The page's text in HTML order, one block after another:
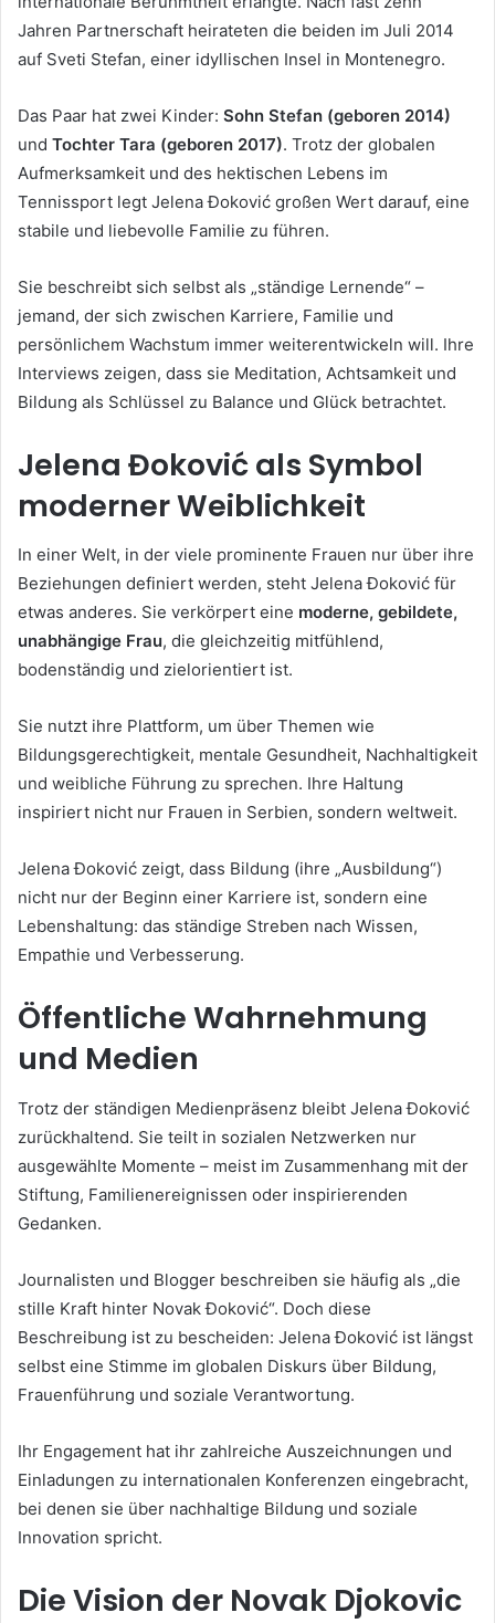
Jahren Partnerschaft heirateten die beiden im Juli 2014
auf Sveti Stefan, einer idyllischen Insel in Montenegro.
Das Paar hat zwei Kinder: Sohn Stefan (geboren 2014)
und Tochter Tara (geboren 2017). Trotz der globalen
Aufmerksamkeit und des hektischen Lebens im
Tennissport legt Jelena Đoković großen Wert darauf, eine
stabile und liebevolle Familie zu führen.
Sie beschreibt sich selbst als „ständige Lernende“ –
jemand, der sich zwischen Karriere, Familie und
persönlichem Wachstum immer weiterentwickeln will. Ihre
Interviews zeigen, dass sie Meditation, Achtsamkeit und
Bildung als Schlüssel zu Balance und Glück betrachtet.
Jelena Đoković als Symbol
moderner Weiblichkeit
In einer Welt, in der viele prominente Frauen nur über ihre
Beziehungen definiert werden, steht Jelena Đoković für
etwas anderes. Sie verkörpert eine moderne, gebildete,
unabhängige Frau, die gleichzeitig mitfühlend,
bodenständig und zielorientiert ist.
Sie nutzt ihre Plattform, um über Themen wie
Bildungsgerechtigkeit, mentale Gesundheit, Nachhaltigkeit
und weibliche Führung zu sprechen. Ihre Haltung
inspiriert nicht nur Frauen in Serbien, sondern weltweit.
Jelena Đoković zeigt, dass Bildung (ihre „Ausbildung“)
nicht nur der Beginn einer Karriere ist, sondern eine
Lebenshaltung: das ständige Streben nach Wissen,
Empathie und Verbesserung.
Öffentliche Wahrnehmung
und Medien
Trotz der ständigen Medienpräsenz bleibt Jelena Đoković
zurückhaltend. Sie teilt in sozialen Netzwerken nur
ausgewählte Momente – meist im Zusammenhang mit der
Stiftung, Familienereignissen oder inspirierenden
Gedanken.
Journalisten und Blogger beschreiben sie häufig als „die
stille Kraft hinter Novak Đoković“. Doch diese
Beschreibung ist zu bescheiden: Jelena Đoković ist längst
selbst eine Stimme im globalen Diskurs über Bildung,
Frauenführung und soziale Verantwortung.
Ihr Engagement hat ihr zahlreiche Auszeichnungen und
Einladungen zu internationalen Konferenzen eingebracht,
bei denen sie über nachhaltige Bildung und soziale
Innovation spricht.
Die Vision der Novak Djokovic